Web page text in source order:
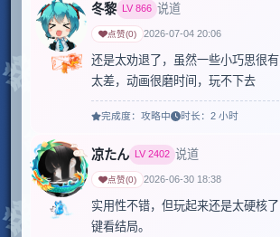
冬黎 LV866 说道
点赞(0) 2026-07-04 20:06
还是太劝退了，虽然一些小巧思很
太差，动画很磨时间，玩不下去
完成度：攻略中 时长： 2 小时
凉たん LV2402 说道
点赞(0) 2026-06-30 18:38
实用性不错，但玩起来还是太硬核
键看结局。